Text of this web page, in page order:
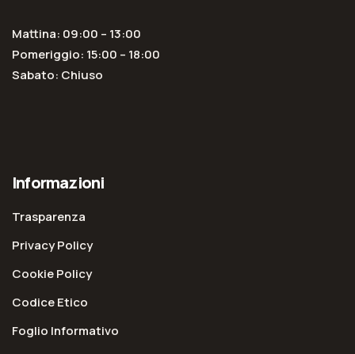
Mattina: 09:00 – 13:00
Pomeriggio: 15:00 – 18:00
Sabato: Chiuso
Informazioni
Trasparenza
Privacy Policy
Cookie Policy
Codice Etico
Foglio Informativo